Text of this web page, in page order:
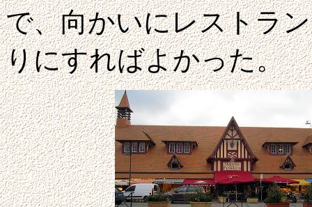
で、向かいにレストラ
りにすればよかった。